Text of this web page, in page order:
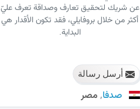
عن شريك لتحقيق تعارف وصداقة تعرف عليّ
أكثر من خلال بروفايلي، فقد تكون الأقدار هي
البداية.
أرسل رسالة
صدفا, مصر